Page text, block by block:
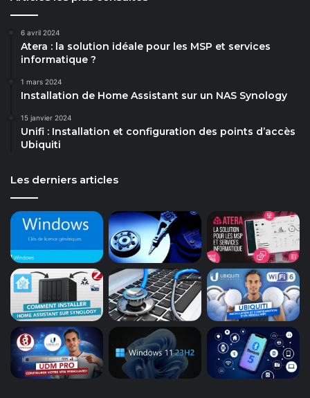
6 avril 2024
Atera : la solution idéale pour les MSP et services
informatique ?
1 mars 2024
Installation de Home Assistant sur un NAS Synology
15 janvier 2024
Unifi : Installation et configuration des points d’accès
Ubiquiti
Les derniers articles